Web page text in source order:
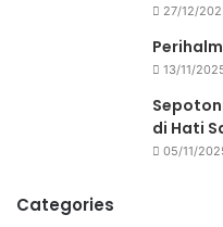
27/12/
13/11/
di Hati
05/11/
Categories